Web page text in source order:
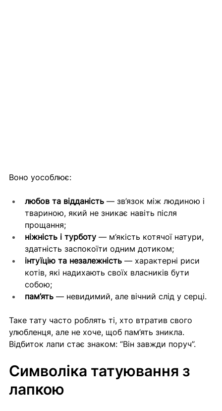
Воно уособлює:
любов та відданість — зв’язок між людиною і
твариною, який не зникає навіть після
прощання;
ніжність і турботу — м’якість котячої натури,
здатність заспокоїти одним дотиком;
інтуїцію та незалежність — характерні риси
котів, які надихають своїх власників бути
собою;
пам’ять — невидимий, але вічний слід у серці.
Таке тату часто роблять ті, хто втратив свого
улюбленця, але не хоче, щоб пам’ять зникла.
Відбиток лапи стає знаком: “Він завжди поруч”.
Символіка татуювання з
лапкою